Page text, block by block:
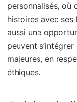
personnalisés, où
histoires avec ses
aussi une
peuvent
majeures, en
éthiques.